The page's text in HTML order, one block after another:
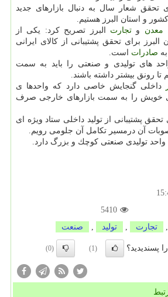
تحقق شعار سال به دنبال بازارهای جدید
و استان البرز هستیم.
معدن و تجارت البرز تصریح كرد: یكی از
البرز برای تحقق پشتیبانی از كالای ایرانی
صادرات است.
های تولیدی و صنعتی را باید به سمت
تا رونق بیشتر داشته باشند.
داخلی گنجایش خاصی دارد كه واحدها ی
خویش را به سمت بازارهای خارجی صرف
پشتیبانی از تولید داخلی ستاد ویژه ای
آن درمسیر تكامل آن جلومی رویم.
5410
تجارت تولید صنعت
پسندیدید؟ (1)
(0)